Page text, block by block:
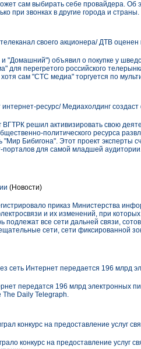
сам выбирать себе провайдера. Об
при звонках в другие города и страны.
своего акционера/ ДТВ оценен
"Домашний") объявил о покупке у
для перегретого российского
сам "СТС медиа" торгуется по
интернет-ресурс/ Медиахолдинг
ВГТРК решил активизировать свою
политического ресурса
"Мир Бибигона". Этот проект
порталов для самой младшей
(Новости)
приказ Министерства
и их изменений, при
подлежат все сети дальней связи,
сети, сети фиксированной
сеть Интернет передается 196 млрд
передатся 196 млрд
The Daily Telegraph.
конкурс на предоставление услуг
конкурс на предоставление услуг